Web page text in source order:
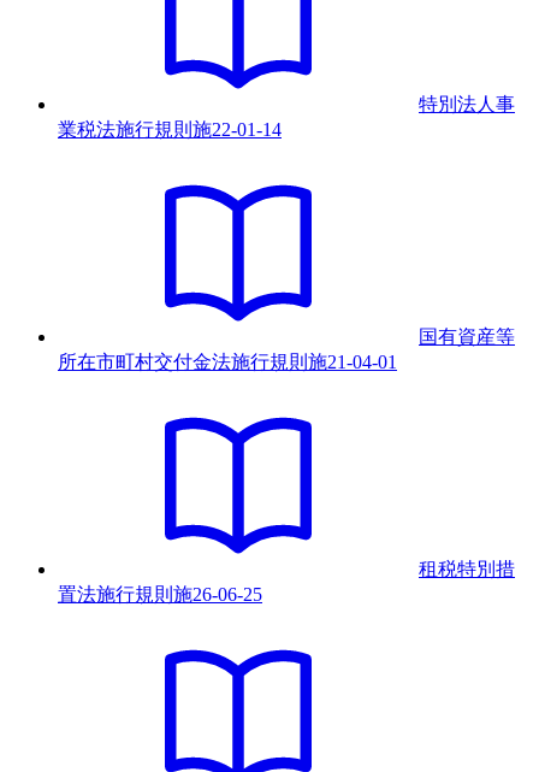
特別法人事
業税法施行規則 施22-01-14
国有資産等
所在市町村交付金法施行規則 施21-04-01
租税特別措
置法施行規則 施26-06-25